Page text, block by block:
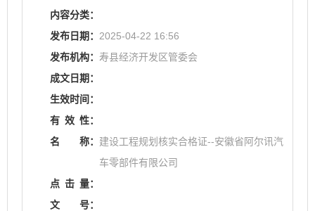
内容分类：
发布日期： 2025-04-22 16:56
发布机构： 寿县经济开发区管委会
成文日期：
生效时间：
有 效 性：
名
称： 建设工程规划核实合格证--安徽省阿尔讯汽
车零部件有限公司
点 击 量：
文
号：